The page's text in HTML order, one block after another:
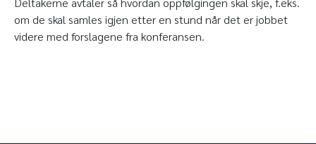
om de skal samles igjen etter en stund når det er jobbet
videre med forslagene fra konferansen.